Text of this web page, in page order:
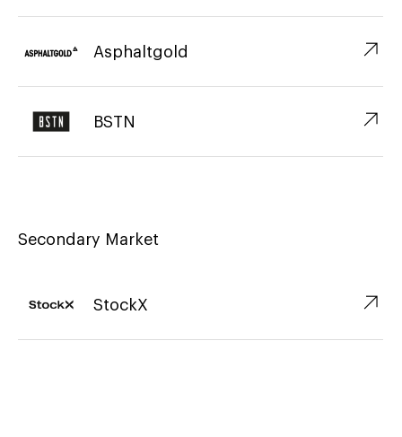
Asphaltgold ↗︎
BSTN ↗︎
Secondary Market
StockX ↗︎